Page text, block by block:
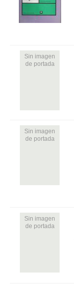
Sin imagen
de portada
Sin imagen
de portada
Sin imagen
de portada